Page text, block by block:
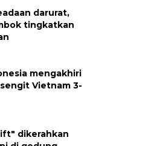
darurat,
tingkatkan
mengakhiri
Vietnam 3-
dikerahkan